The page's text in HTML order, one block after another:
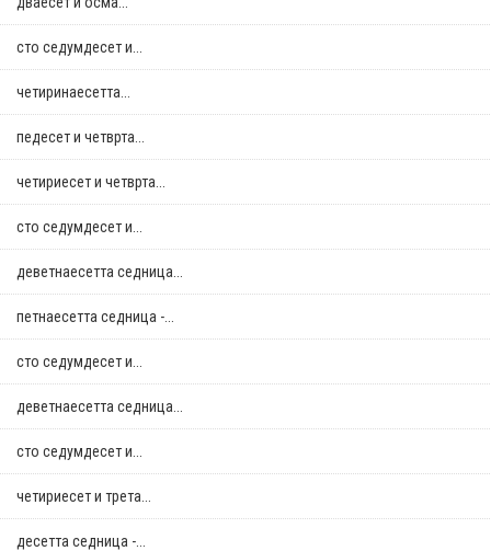
сто седумдесет и...
четиринаесетта...
педесет и четврта...
четириесет и четврта...
сто седумдесет и...
деветнаесетта седница...
петнаесетта седница -...
сто седумдесет и...
деветнаесетта седница...
сто седумдесет и...
четириесет и трета...
десетта седница -...